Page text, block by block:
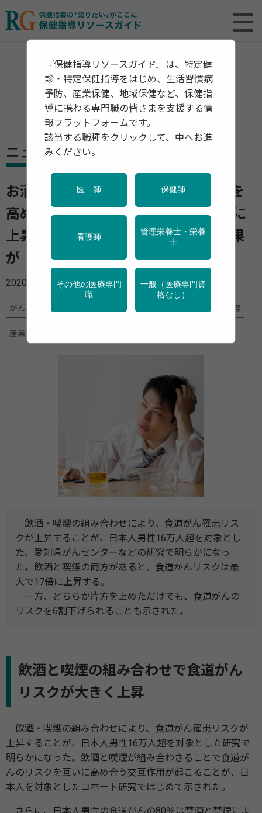
ニュース
お酒とタバコは「食道がん」リスクを
高め合う 両方あるとリスクは17倍に
上昇 片方を止めただけでも予防効果
が
2020年07月07日
がん アルコール 健診・検診 特定保健指導
産業保健
飲酒・喫煙の組み合わせにより、食道がん罹患リス
クが上昇することが、日本人男性16万人超を対象とし
た、愛知県がんセンターなどの研究で明らかになっ
た。飲酒と喫煙の両方があると、食道がんリスクは最
大で17倍に上昇する。
一方、どちらか片方を止めただけでも、食道がんの
リスクを6割下げられることも示された。
飲酒と喫煙の組み合わせで食道がん
リスクが大きく上昇
飲酒・喫煙の組み合わせにより、食道がん罹患リスクが
上昇することが、日本人男性16万人超を対象とした研究で
明らかになった。飲酒と喫煙が組み合わさることで食道が
んのリスクを互いに高め合う交互作用が起こることが、日
本人を対象としたコホート研究ではじめて示された。
『保健指導リソースガイド』は、特定健
診・特定保健指導をはじめ、生活習慣病
予防、産業保健、地域保健など、保健指
導に携わる専門職の皆さまを支援する情
報プラットフォームです。
該当する職種をクリックして、中へお進
みください。
医 師 保健師
看護師
管理栄養士・栄養
士
その他の医療専門
職
一般（医療専門資
格なし）